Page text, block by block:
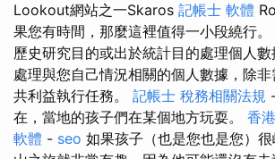
Lookout網站之一Skaros 記帳士 軟體
果您有時間，那麼這裡值得一小段繞行
歷史研究目的或出於統計目的處理個人
處理與您自己情況相關的個人數據，除
共利益執行任務。 記帳士 稅務相關法規
在，當地的孩子們在某個地方玩耍。 香
軟體 - seo 如果孩子（也是您也是您）